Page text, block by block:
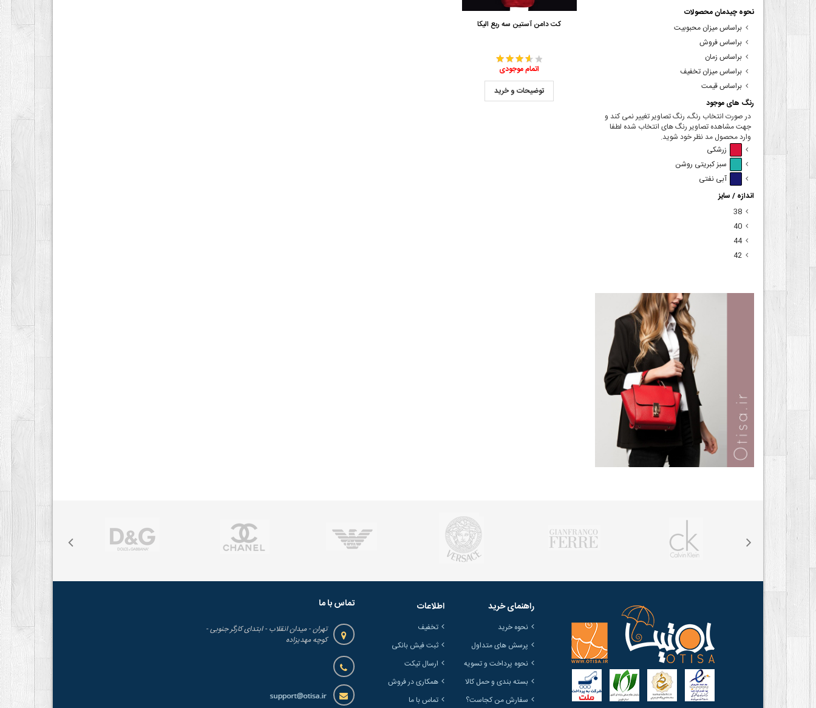
کت دامن آستین سه ربع الیکا
اتمام موجودی
توضیحات و خرید
نحوه چیدمان محصولات
براساس میزان محبوبیت
براساس فروش
براساس زمان
براساس میزان تخفیف
براساس قیمت
رنگ های موجود
در صورت انتخاب رنگ، رنگ تصاویر تغییر نمی کند و
جهت مشاهده تصاویر رنگ های انتخاب شده لطفا
وارد محصول مد نظر خود شوید.
زرشکی
سبز کبریتی روشن
آبی نفتی
اندازه / سایز
38
40
44
42
راهنمای خرید
نحوه خرید
پرسش های متداول
نحوه پرداخت و تسویه
بسته بندی و حمل کالا
سفارش من کجاست؟
اطلاعات
تخفیف
ثبت فیش بانکی
ارسال تیکت
همکاری در فروش
تماس با ما
تماس با ما
تهران - میدان انقلاب - ابتدای کارگر جنوبی -
کوچه مهدیزاده